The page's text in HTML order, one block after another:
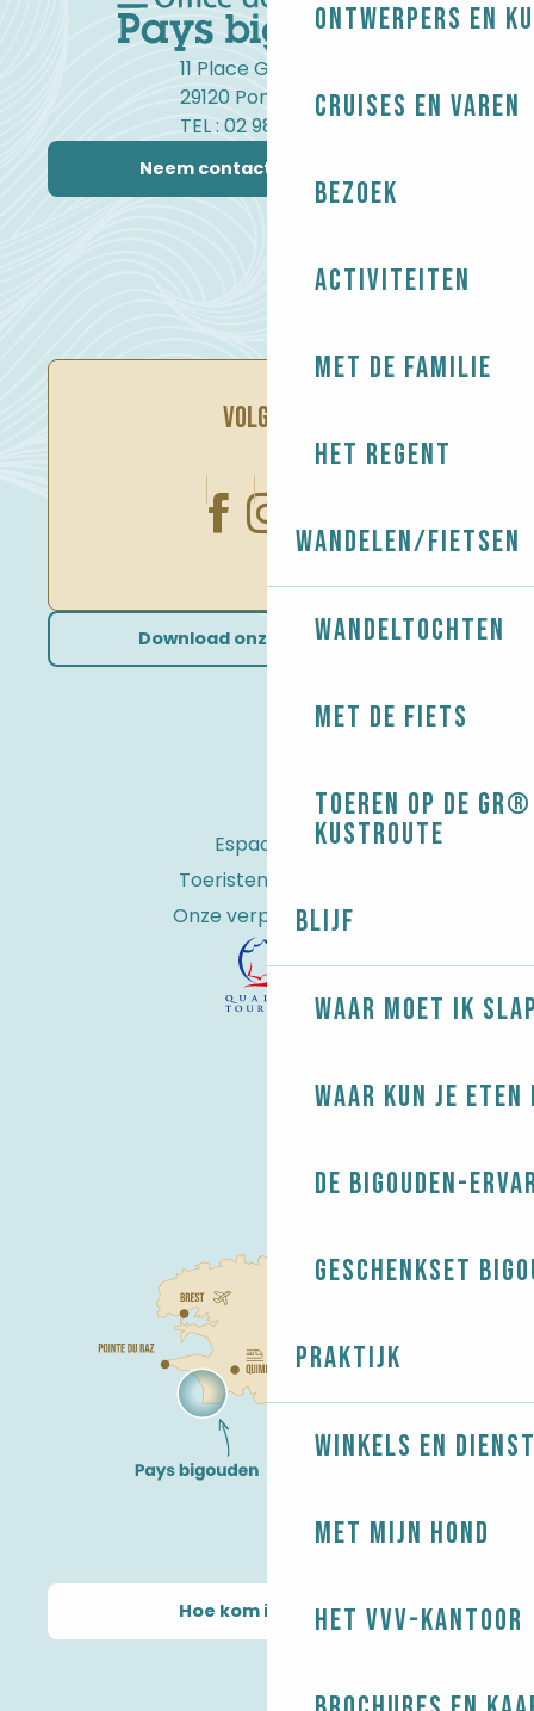
Ontwerpers en
Cruises en varen
Bezoek
Activiteiten
Met de familie
Het regent
Wandelen/Fietsen
Wandeltochten
Met de fiets
Toeren op de
kustroute
Blijf
Waar moet ik
Waar kun je eten
De Bigouden-
Geschenkset
Praktijk
Winkels en
Met mijn hond
Het VVV-kantoor
11 Place Gambetta
29120 Pont-l'Abbé
TEL : 02 98 82 37 99
Neem contact met ons op
VOLG ONS
Download onze brochures
Espace Pro
Toeristenbelasting
Onze verplichtingen
Hoe kom ik daar?